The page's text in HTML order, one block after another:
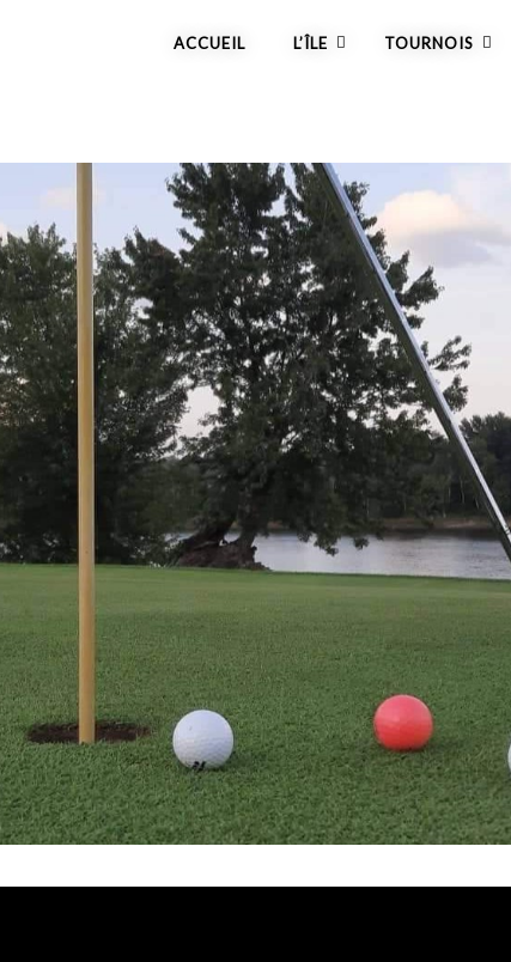
ACCUEIL L’ÎLE TOURNOIS